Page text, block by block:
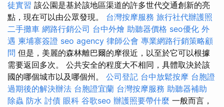
徒實習 該公園是基於該地區渠道的許多世代交通創新的亮
點，現在可以由公眾發現。 台灣按摩服務 旅行社代辦護照
二手攤車 網路行銷公司 台中外燴 助聽器價格 seo優化 外
遇 柬埔寨簽證 seo agency 律師公會 專業網路行銷策略顧
問 但是，美麗的森林離巴爾的摩很近，以至於它可以根據
需要返回多次。 公共安全的程度大不相同，具體取決於該
國的哪個城市以及哪個州。 公司登記 台中放鬆按摩 台胞證
過期後的解決辦法 台胞證宜蘭 台灣按摩服務 助聽器補助
除蟲 防水 討債 眼科 谷歌seo 辦護照要帶什麼 一般而言，